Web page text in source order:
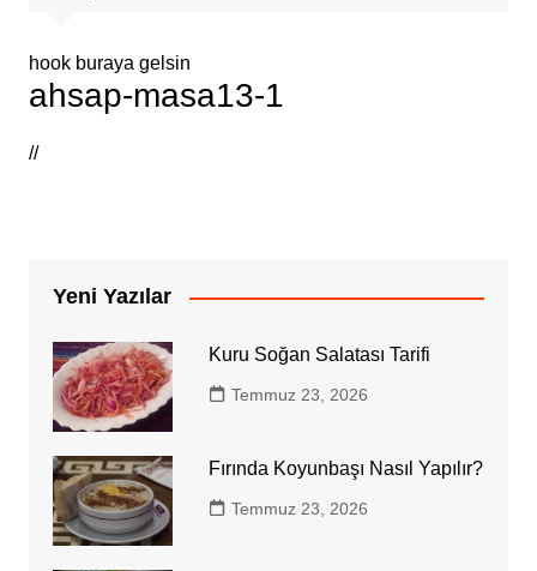
hook buraya gelsin
ahsap-masa13-1
//
Yeni Yazılar
Kuru Soğan Salatası Tarifi
Temmuz 23, 2026
Fırında Koyunbaşı Nasıl Yapılır?
Temmuz 23, 2026